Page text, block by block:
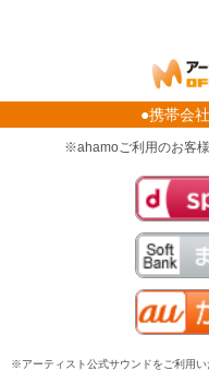
●携帯会
※ahamoご利用のお客
※アーティスト公式サウンドをご利用